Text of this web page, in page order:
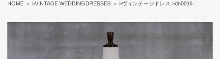
HOME >VINTAGE WEDDINGDRESSES >ヴィンテージドレス >dn0016